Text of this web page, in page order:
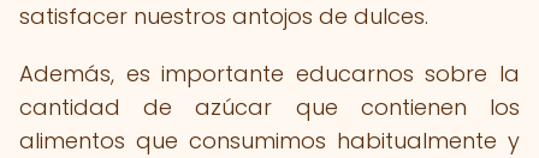
satisfacer nuestros antojos de dulces.
Además, es importante educarnos sobre la
cantidad de azúcar que contienen los
alimentos que consumimos habitualmente y